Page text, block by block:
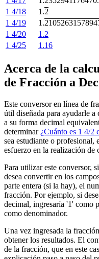
1 4/18
1.2
1 4/19
1.
1 4/20
1.2
1 4/25
1.16
Acerca de la
de Fracción a
Este conversor en línea de
útil diseñada para ayudarle
a su forma decimal
determinar ¿Cuánto es 1 4/2
sea estudiante o profesional,
esfuerzo en la realización de
Para utilizar este conversor,
desea convertir en los
parte entera (si la hay), el
fracción. Por ejemplo, si
decimal, ingresaría '1' como
como denominador.
Una vez ingresada la
obtener los resultados. El
de la fracción, que en este